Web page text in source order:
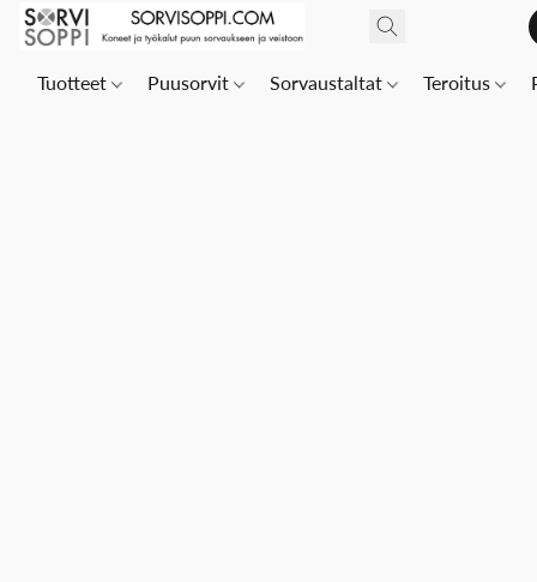
Tuotteet Puusorvit Sorvaustaltat Teroitus